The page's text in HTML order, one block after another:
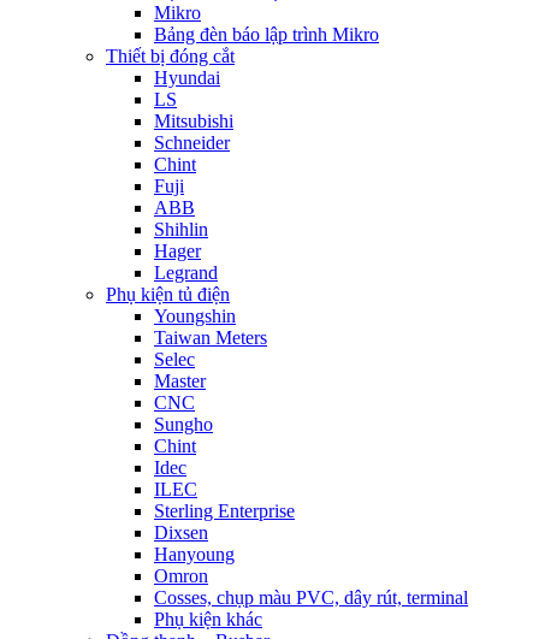
Mikro
Bảng đèn báo lập trình Mikro
Thiết bị đóng cắt
Hyundai
LS
Mitsubishi
Schneider
Chint
Fuji
ABB
Shihlin
Hager
Legrand
Phụ kiện tủ điện
Youngshin
Taiwan Meters
Selec
Master
CNC
Sungho
Chint
Idec
ILEC
Sterling Enterprise
Dixsen
Hanyoung
Omron
Cosses, chụp màu PVC, dây rút, terminal
Phụ kiện khác